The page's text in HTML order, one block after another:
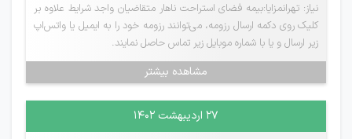
نیاز: تهرانمزایا:بیمه فضای استراحت ناهار متقاضیان واجد شرایط علاوه بر
کلیک روی دکمه ارسال رزومه، می‌توانند رزومه خود را به ایمیل یا واتس‌اپ
زیر ارسال و یا با شماره موبایل زیر تماس حاصل نمایند.
مشاهده بیشتر
۲۷ اردیبهشت ۱۴۰۲